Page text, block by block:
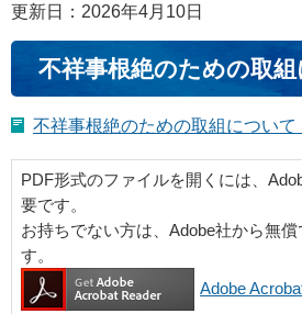
更新日：2026年4月10日
不祥事根絶のための取
不祥事根絶のための取組について
PDF形式のファイルを開くには、
要です。
お持ちでない方は、Adobe社から無
す。
Adobe